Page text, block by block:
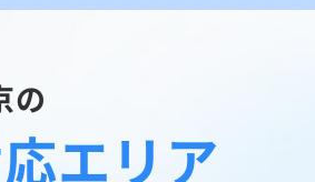
の
エリア